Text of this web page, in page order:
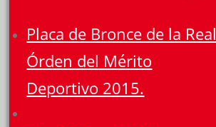
Placa de Bronce de la Real
Órden del Mérito
Deportivo 2015.